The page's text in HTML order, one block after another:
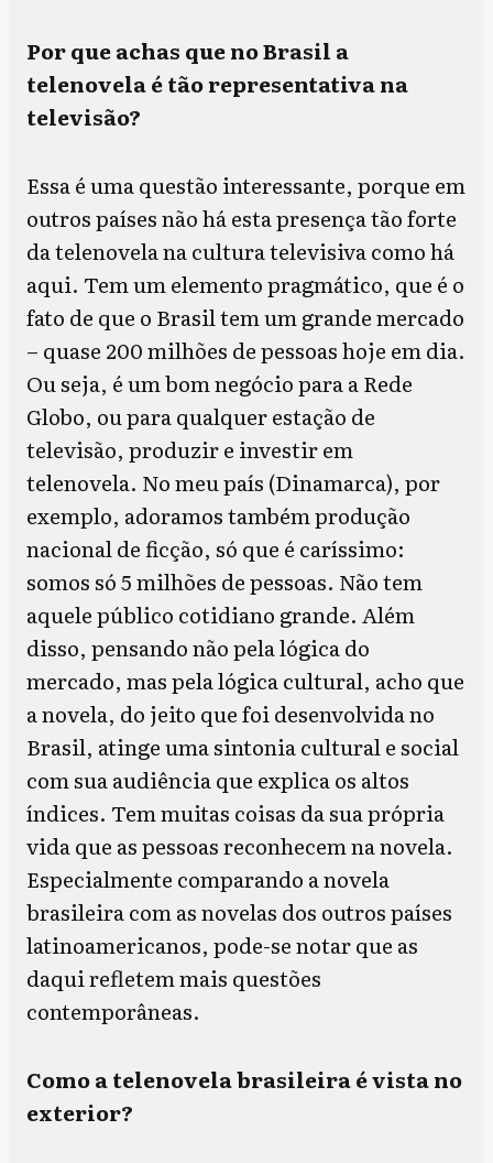
Por que achas que no Brasil a
telenovela é tão representativa na
televisão?
Essa é uma questão interessante, porque em
outros países não há esta presença tão forte
da telenovela na cultura televisiva como há
aqui. Tem um elemento pragmático, que é o
fato de que o Brasil tem um grande mercado
– quase 200 milhões de pessoas hoje em dia.
Ou seja, é um bom negócio para a Rede
Globo, ou para qualquer estação de
televisão, produzir e investir em
telenovela. No meu país (Dinamarca), por
exemplo, adoramos também produção
nacional de ficção, só que é caríssimo:
somos só 5 milhões de pessoas. Não tem
aquele público cotidiano grande. Além
disso, pensando não pela lógica do
mercado, mas pela lógica cultural, acho que
a novela, do jeito que foi desenvolvida no
Brasil, atinge uma sintonia cultural e social
com sua audiência que explica os altos
índices. Tem muitas coisas da sua própria
vida que as pessoas reconhecem na novela.
Especialmente comparando a novela
brasileira com as novelas dos outros países
latinoamericanos, pode-se notar que as
daqui refletem mais questões
contemporâneas.
Como a telenovela brasileira é vista no
exterior?